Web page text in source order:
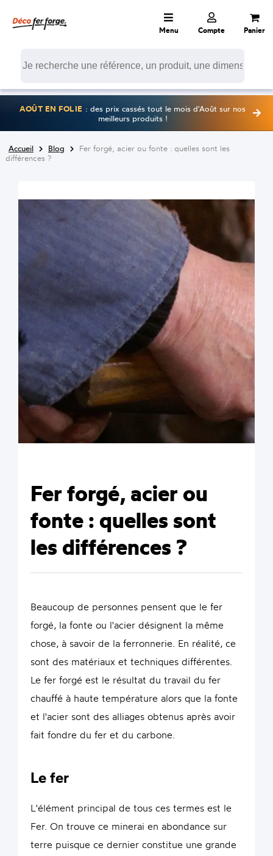
Menu Compte Panier
AOÛT EN FOLIE : des prix cassés tout le mois d'Août sur nos
meilleurs produits !
Accueil Blog
Fer forgé, acier ou fonte : quelles sont les
différences ?
Fer forgé, acier ou
fonte : quelles sont
les différences ?
Beaucoup de personnes pensent que le fer
forgé, la fonte ou l'acier désignent la même
chose, à savoir de la ferronnerie. En réalité, ce
sont des matériaux et techniques différentes.
Le fer forgé est le résultat du travail du fer
chauffé à haute température alors que la fonte
et l'acier sont des alliages obtenus après avoir
fait fondre du fer et du carbone.
Le fer
L'élément principal de tous ces termes est le
Fer. On trouve ce minerai en abondance sur
terre puisque ce dernier constitue une grande